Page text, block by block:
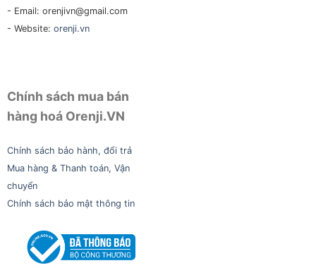
- Email: orenjivn@gmail.com
- Website: orenji.vn
Chính sách mua bán
hàng hoá Orenji.VN
Chính sách bảo hành, đổi trả
Mua hàng & Thanh toán, Vận
chuyển
Chính sách bảo mật thông tin